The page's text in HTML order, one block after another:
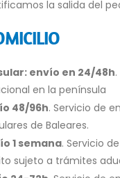
la salida del
envío en 24/48h
en la península
48/96h. Servicio de
de Baleares.
1 semana. Servicio
sujeto a trámites